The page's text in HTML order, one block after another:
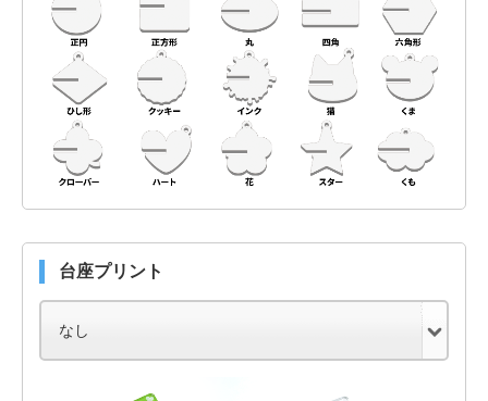
台座プリント